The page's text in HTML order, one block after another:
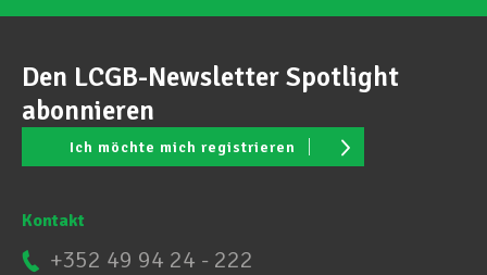
Mitglied werden
Aktuell
Den LCGB-Newsletter Spotlight
abonnieren
Ich möchte mich registrieren
Kontakt
+352 49 94 24 - 222